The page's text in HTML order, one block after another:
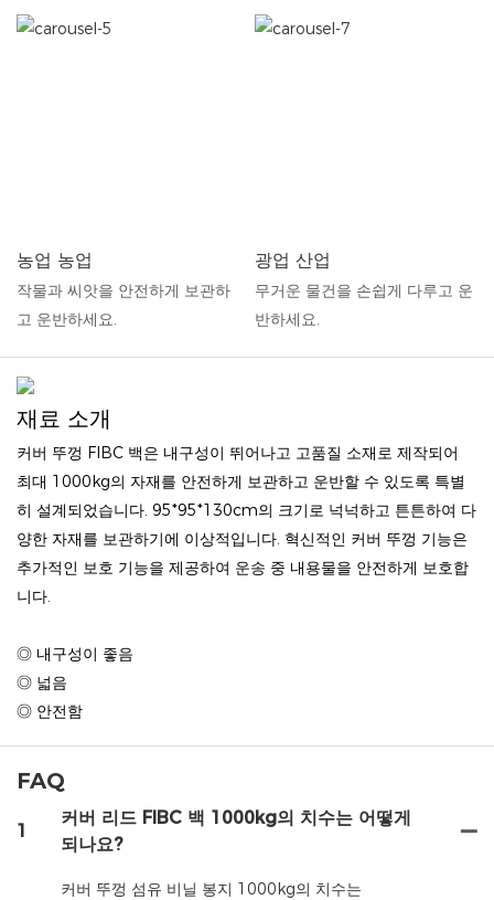
농업 농업
작물과 씨앗을 안전하게 보관하
고 운반하세요.
광업 산업
무거운 물건을 손쉽게 다루고 운
반하세요.
재료 소개
커버 뚜껑 FIBC 백은 내구성이 뛰어나고 고품질 소재로 제작되어
최대 1000kg의 자재를 안전하게 보관하고 운반할 수 있도록 특별
히 설계되었습니다. 95*95*130cm의 크기로 넉넉하고 튼튼하여 다
양한 자재를 보관하기에 이상적입니다. 혁신적인 커버 뚜껑 기능은
추가적인 보호 기능을 제공하여 운송 중 내용물을 안전하게 보호합
니다.
◎ 내구성이 좋음
◎ 넓음
◎ 안전함
FAQ
1
커버 리드 FIBC 백 1000kg의 치수는 어떻게
되나요?
커버 뚜껑 섬유 비닐 봉지 1000kg의 치수는